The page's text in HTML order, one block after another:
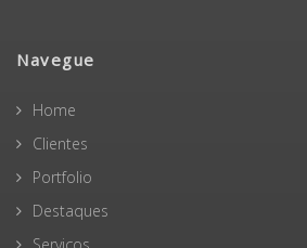
Navegue
Home
Clientes
Portfolio
Destaques